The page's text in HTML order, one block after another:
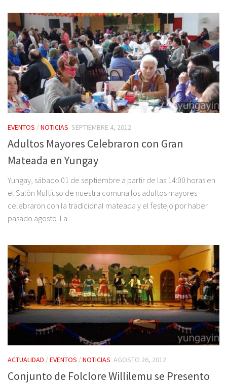
EVENTOS /NOTICIAS SEPTIEMBRE 4, 2012
Adultos Mayores Celebraron con Gran
Mateada en Yungay
Yungay, sábado 01 de septiembre a partir de las 14:00 horas en
el Salón Multiuso de nuestra comuna los adultos mayores
celebraron con la tradicional mateada y el festejo por haber
pasado agosto. La...
ACTUALIDAD /EVENTOS /NOTICIAS AGOSTO 26, 2012
Conjunto de Folclore Willilemu se Presento